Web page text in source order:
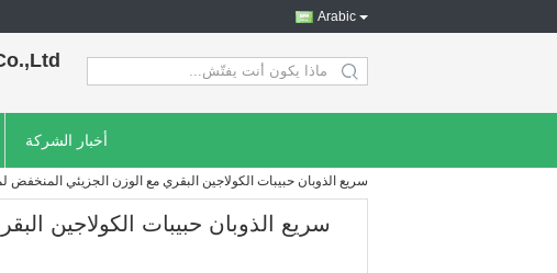
Arabic
search
أخبار الشركة
سريع الذوبان حبيبات الكولاجين البقري مع الوزن الجزيئي
سريع الذوبان حبيبات الكولاجين